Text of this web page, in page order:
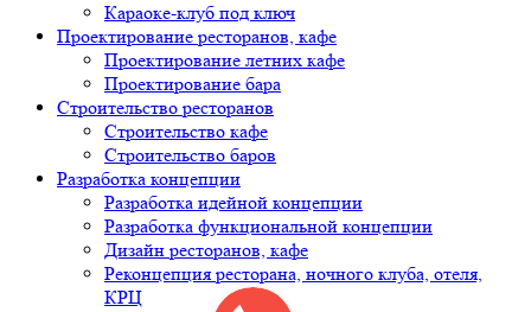
Караоке-клуб под ключ
Проектирование ресторанов, кафе
Проектирование летних кафе
Проектирование бара
Строительство ресторанов
Строительство кафе
Строительство баров
Разработка концепции
Разработка идейной концепции
Разработка функциональной концепции
Дизайн ресторанов, кафе
Реконцепция ресторана, ночного клуба, отеля,
КРЦ